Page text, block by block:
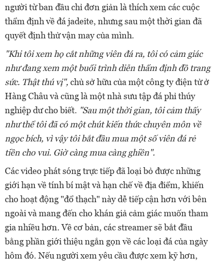
người từ ban đầu chỉ đơn giản là thích xem các cuộc
thẩm định về đá jadeite, nhưng sau một thời gian đã
quyết định thử vận ​​may của mình.
"Khi tôi xem họ cắt những viên đá ra, tôi có cảm giác
như đang xem một buổi trình diễn thẩm định đồ trang
sức. Thật thú vị", chủ sở hữu của một công ty điện tử ở
Hàng Châu và cũng là một nhà sưu tập đá phỉ thúy
nghiệp dư cho biết. "Sau một thời gian, tôi cảm thấy
như thể tôi đã có một chút kiến ​​thức chuyên môn về
ngọc bích, vì vậy tôi bắt đầu mua một số viên đá rẻ
tiền cho vui. Giờ càng mua càng ghiền".
Các video phát sóng trực tiếp đã loại bỏ được những
giới hạn về tính bí mật và hạn chế về địa điểm, khiến
cho hoạt động "đổ thạch" này dễ tiếp cận hơn với bên
ngoài và mang đến cho khán giả cảm giác muốn tham
gia nhiều hơn. Về cơ bản, các streamer sẽ bắt đầu
bằng phần giới thiệu ngắn gọn về các loại đá của ngày
hôm đó. Nếu người xem yêu cầu được xem kỹ hơn,